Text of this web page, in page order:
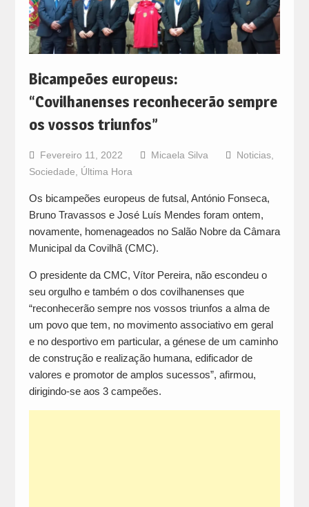
Bicampeões europeus:
“Covilhanenses reconhecerão sempre
os vossos triunfos”
Fevereiro 11, 2022 Micaela Silva Noticias,
Sociedade
Última Hora
Os bicampeões europeus de futsal, António Fonseca,
Bruno Travassos e José Luís Mendes foram ontem,
novamente, homenageados no Salão Nobre da Câmara
Municipal da Covilhã (CMC).
O presidente da CMC, Vítor Pereira, não escondeu o
seu orgulho e também o dos covilhanenses que
“reconhecerão sempre nos vossos triunfos a alma de
um povo que tem, no movimento associativo em geral
e no desportivo em particular, a génese de um caminho
de construção e realização humana, edificador de
valores e promotor de amplos sucessos”, afirmou,
dirigindo-se aos 3 campeões.